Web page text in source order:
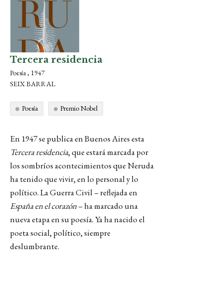
Tercera residencia
Poesía , 1947
SEIX BARRAL
Poesía Premio Nobel
En 1947 se publica en Buenos Aires esta
Tercera residencia, que estará marcada por
los sombríos acontecimientos que Neruda
ha tenido que vivir, en lo personal y lo
político. La Guerra Civil – reflejada en
España en el corazón– ha marcado una
nueva etapa en su poesía. Ya ha nacido el
poeta social, político, siempre
deslumbrante.